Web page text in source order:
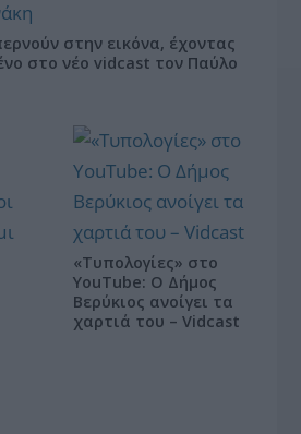
στην εικόνα, έχοντας
στο νέο vidcast τον Παύλο
«Τυπολογίες» στο
YouTube: Ο Δήμος
Βερύκιος ανοίγει τα
χαρτιά του – Vidcast